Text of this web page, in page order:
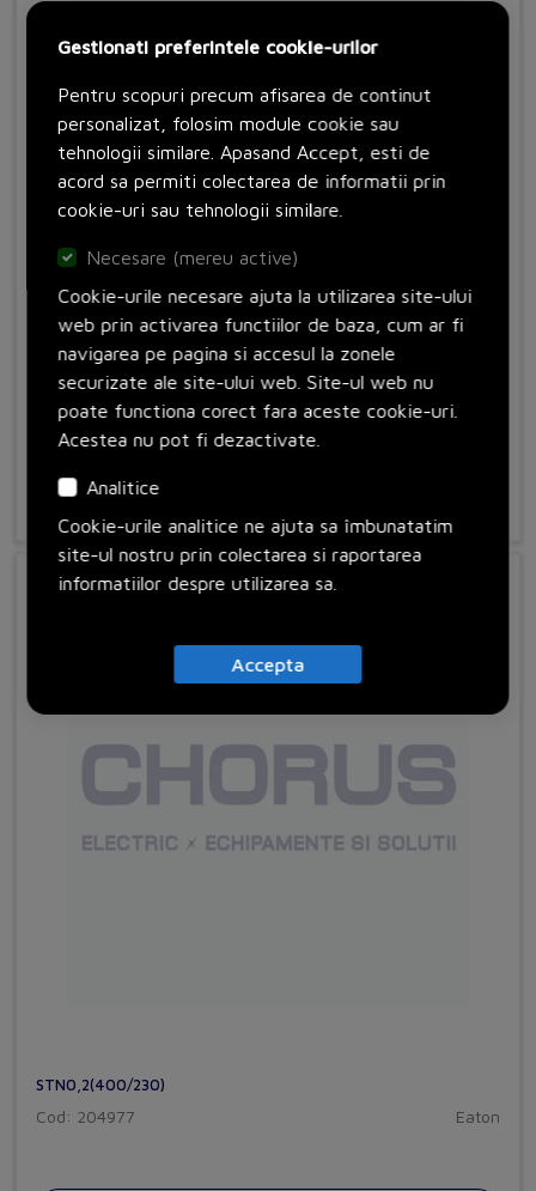
STN0,16(400/24)
Cod: 204949
STN0,2(400/230)
Cod: 204977 Eaton
Gestionati preferintele cookie-urilor
Pentru scopuri precum afisarea de continut
personalizat, folosim module cookie sau
tehnologii similare. Apasand Accept, esti de
acord sa permiti colectarea de informatii prin
cookie-uri sau tehnologii similare.
Necesare (mereu active)
Cookie-urile necesare ajuta la utilizarea site-ului
web prin activarea functiilor de baza, cum ar fi
navigarea pe pagina si accesul la zonele
securizate ale site-ului web. Site-ul web nu
poate functiona corect fara aceste cookie-uri.
Acestea nu pot fi dezactivate.
Analitice
Cookie-urile analitice ne ajuta sa îmbunatatim
site-ul nostru prin colectarea si raportarea
informatiilor despre utilizarea sa.
Accepta